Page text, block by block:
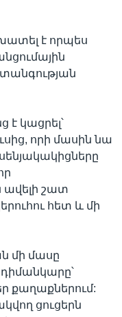
է որպես
է կացրել՝
որի մասին նա
ավելի շատ
հետ և մի
մի մասը
քաղաքներում:
ցուցերն